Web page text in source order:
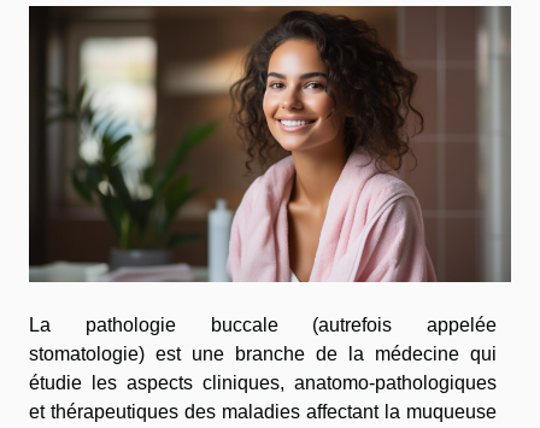
La pathologie buccale (autrefois appelée
stomatologie) est une branche de la médecine qui
étudie les aspects cliniques, anatomo-pathologiques
et thérapeutiques des maladies affectant la muqueuse